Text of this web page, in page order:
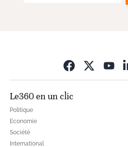
Le360 en un clic
Politique
Economie
Société
International